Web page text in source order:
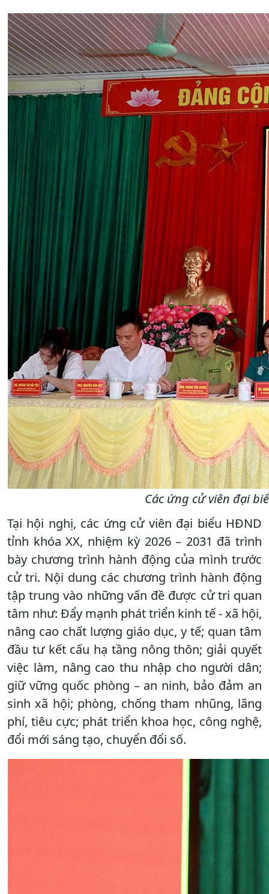
Các ứng cử viên đại
Tại hội nghị, các ứng cử viên đại biểu HĐND
tỉnh khóa XX, nhiệm kỳ 2026 – 2031 đã trình
bày chương trình hành động của mình trước
cử tri. Nội dung các chương trình hành động
tập trung vào những vấn đề được cử tri quan
tâm như: Đẩy mạnh phát triển kinh tế - xã hội,
nâng cao chất lượng giáo dục, y tế; quan tâm
đầu tư kết cấu hạ tầng nông thôn; giải quyết
việc làm, nâng cao thu nhập cho người dân;
giữ vững quốc phòng – an ninh, bảo đảm an
sinh xã hội; phòng, chống tham nhũng, lãng
phí, tiêu cực; phát triển khoa học, công nghệ,
đổi mới sáng tạo, chuyển đổi số.